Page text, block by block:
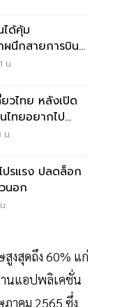
ด้คุ้ม
ผนึกสายการบิน
น.
ยวไทย หลังเปิด
ไทยอยากไป
น.
ปรแรง ปลดล็อก
นอก
.
งสุดถึง 60% แก่
านแอปพลิเคชั่น
าคม 2565 ซึ่ง